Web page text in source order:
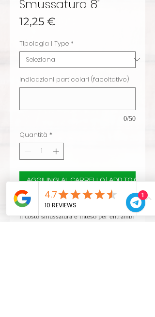
Smussatura 8"
12,25 €
Tipologia | Type *
Indicazioni particolari (facoltativo)
0/50
Quantità *
AGGIUNGI AL CARRELLO | ADD TO CART
seleziona il tipo di smussatura
il costo smussatura è inteso per entrambi
1